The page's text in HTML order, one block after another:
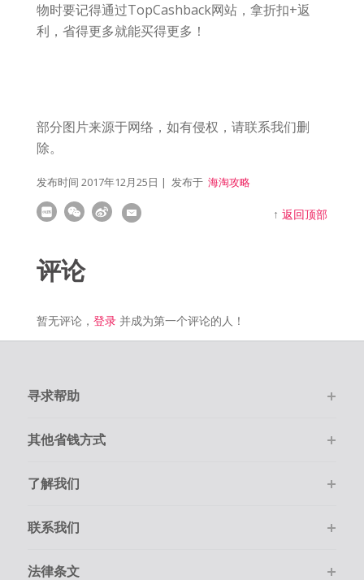
物时要记得通过TopCashback网站，拿折扣+返
利，省得更多就能买得更多！
部分图片来源于网络，如有侵权，请联系我们删
除。
发布时间 2017年12月25日 | 发布于 海淘攻略
↑返回顶部
评论
暂无评论， 登录并成为第一个评论的人！
寻求帮助
其他省钱方式
了解我们
联系我们
法律条文